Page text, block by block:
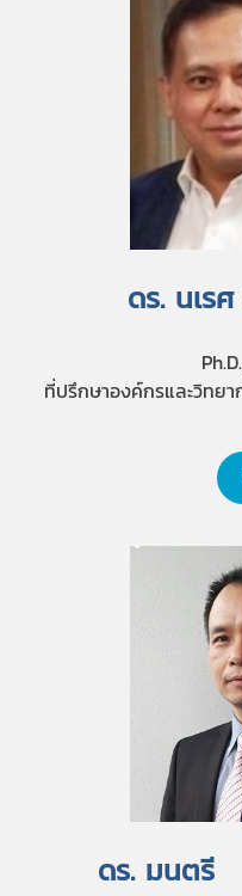
ดร. นเร
ที่ปรึกษาองค์กรและวิท
ดร. มนตรี